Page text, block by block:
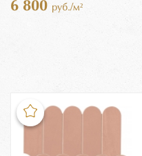
6 800 руб./м²